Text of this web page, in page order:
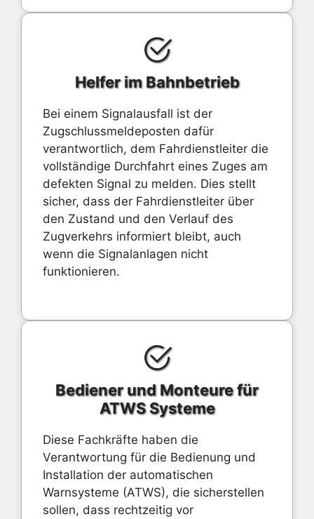
Helfer im Bahnbetrieb
Bei einem Signalausfall ist der
Zugschlussmeldeposten dafür
verantwortlich, dem Fahrdienstleiter die
vollständige Durchfahrt eines Zuges am
defekten Signal zu melden. Dies stellt
sicher, dass der Fahrdienstleiter über
den Zustand und den Verlauf des
Zugverkehrs informiert bleibt, auch
wenn die Signalanlagen nicht
funktionieren.
Bediener und Monteure für
ATWS Systeme
Diese Fachkräfte haben die
Verantwortung für die Bedienung und
Installation der automatischen
Warnsysteme (ATWS), die sicherstellen
sollen, dass rechtzeitig vor